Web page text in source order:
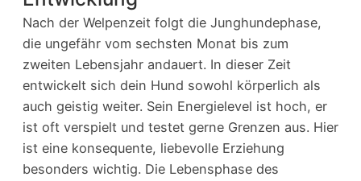
Nach der Welpenzeit folgt die Junghundephase,
die ungefähr vom sechsten Monat bis zum
zweiten Lebensjahr andauert. In dieser Zeit
entwickelt sich dein Hund sowohl körperlich als
auch geistig weiter. Sein Energielevel ist hoch, er
ist oft verspielt und testet gerne Grenzen aus. Hier
ist eine konsequente, liebevolle Erziehung
besonders wichtig. Die Lebensphase des